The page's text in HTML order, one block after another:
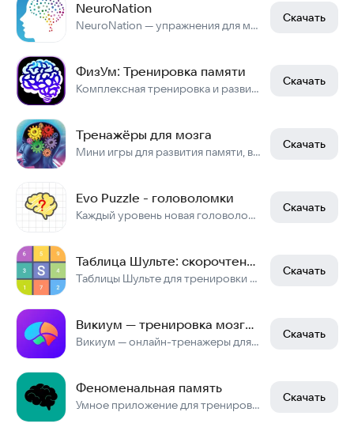
NeuroNation
NeuroNation — упражнения для мозга
Скачать
ФизУм: Тренировка памяти
Комплексная тренировка и развитие памяти с трекером дневной активности
Скачать
Тренажёры для мозга
Мини игры для развития памяти, внимания
Скачать
Evo Puzzle - головоломки
Каждый уровень новая головоломка!
Скачать
Таблица Шульте: скорочтение и тренировка мозга
Таблицы Шульте для тренировки навыка скорочтения. Тест концентрации внимания
Скачать
Викиум — тренировка мозга и развитие памяти
Викиум — онлайн-тренажеры для мозга, памяти и внимания
Скачать
Феноменальная память
Умное приложение для тренировки мозга и развития памяти
Скачать